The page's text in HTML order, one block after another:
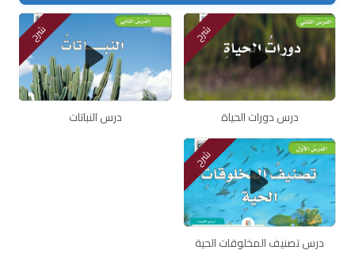
شرح
درس دورات الحياة
شرح
درس النباتات
شرح
درس تصنيف المخلوقات الحية